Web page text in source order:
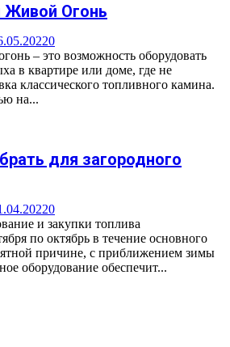
Огонь
0
– это возможность оборудовать
в квартире или доме, где не
классического топливного камина.
на...
для загородного
0
и закупки топлива
по октябрь в течение основного
причине, с приближением зимы
оборудование обеспечит...